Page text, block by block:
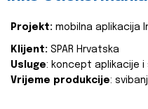
Projekt: mobilna aplikacija
Klijent: SPAR Hrvatska
Usluge: koncept aplikacije i
Vrijeme produkcije: